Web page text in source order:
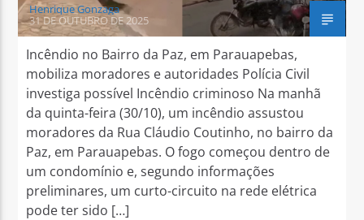
Henrique Gonzaga
31 DE OUTUBRO DE 2025
Incêndio no Bairro da Paz, em Parauapebas,
mobiliza moradores e autoridades Polícia Civil
investiga possível Incêndio criminoso Na manhã
da quinta-feira (30/10), um incêndio assustou
moradores da Rua Cláudio Coutinho, no bairro da
Paz, em Parauapebas. O fogo começou dentro de
um condomínio e, segundo informações
preliminares, um curto-circuito na rede elétrica
pode ter sido […]